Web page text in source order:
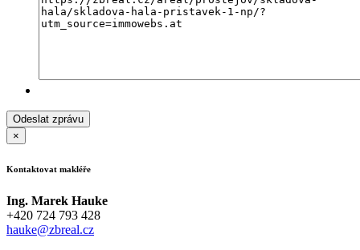
×
Kontaktovat makléře
Ing. Marek Hauke
+420 724 793 428
hauke@zbreal.cz